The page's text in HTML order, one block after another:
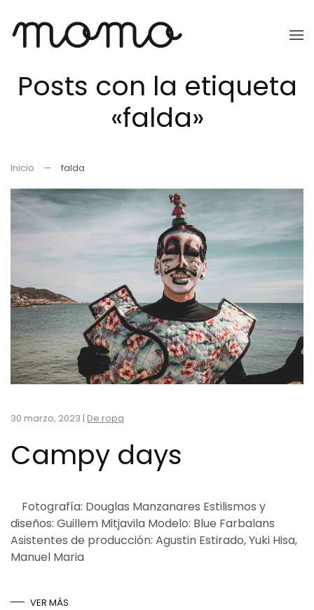
Ir
contenido
principal
Posts con la etiqueta
«falda»
Inicio falda
30 marzo, 2023 | De ropa
Campy days
Fotografía: Douglas Manzanares Estilismos y
diseños: Guillem Mitjavila Modelo: Blue Farbalans
Asistentes de producción: Agustin Estirado, Yuki Hisa,
Manuel Maria
VER MÁS